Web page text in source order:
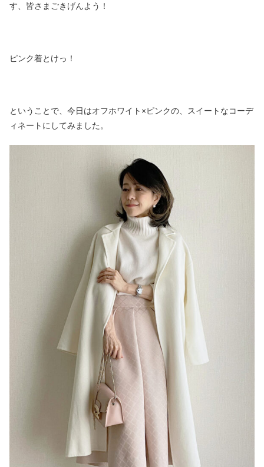
す、皆さまごきげんよう！
ピンク着とけっ！
ということで、今日はオフホワイト×ピンクの、スイートなコーデ
ィネートにしてみました。